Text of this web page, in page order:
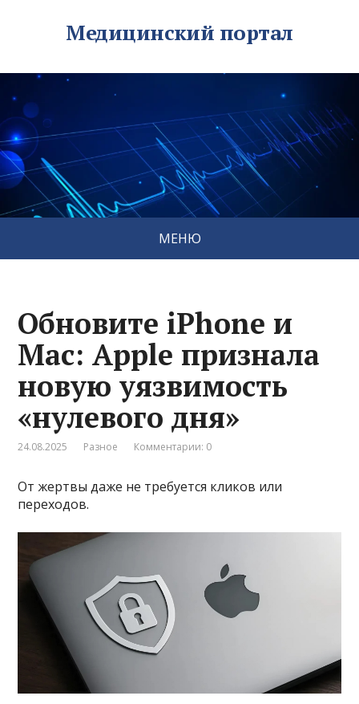
Медицинский портал
МЕНЮ
Обновите iPhone и
Mac: Apple признала
новую уязвимость
«нулевого дня»
24.08.2025 Разное Комментарии: 0
От жертвы даже не требуется кликов или
переходов.